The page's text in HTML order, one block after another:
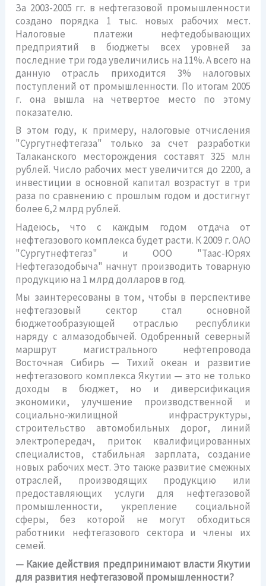
За 2003-2005 гг. в нефтегазовой промышленности
создано порядка 1 тыс. новых рабочих мест.
Налоговые платежи нефтедобывающих
предприятий в бюджеты всех уровней за
последние три года увеличились на 11%. А всего на
данную отрасль приходится 3% налоговых
поступлений от промышленности. По итогам 2005
г. она вышла на четвертое место по этому
показателю.
В этом году, к примеру, налоговые отчисления
"Сургутнефтегаза" только за счет разработки
Талаканского месторождения составят 325 млн
рублей. Число рабочих мест увеличится до 2200, а
инвестиции в основной капитал возрастут в три
раза по сравнению с прошлым годом и достигнут
более 6,2 млрд рублей.
Надеюсь, что с каждым годом отдача от
нефтегазового комплекса будет расти. К 2009 г. ОАО
"Сургутнефтегаз" и ООО "Таас-Юрях
Нефтегазодобыча" начнут производить товарную
продукцию на 1 млрд долларов в год.
Мы заинтересованы в том, чтобы в перспективе
нефтегазовый сектор стал основной
бюджетообразующей отраслью республики
наряду с алмазодобычей. Одобренный северный
маршрут магистрального нефтепровода
Восточная Сибирь — Тихий океан и развитие
нефтегазового комплекса Якутии — это не только
доходы в бюджет, но и диверсификация
экономики, улучшение производственной и
социально-жилищной инфраструктуры,
строительство автомобильных дорог, линий
электропередач, приток квалифицированных
специалистов, стабильная зарплата, создание
новых рабочих мест. Это также развитие смежных
отраслей, производящих продукцию или
предоставляющих услуги для нефтегазовой
промышленности, укрепление социальной
сферы, без которой не могут обходиться
работники нефтегазового сектора и члены их
семей.
— Какие действия предпринимают власти Якутии
для развития нефтегазовой промышленности?